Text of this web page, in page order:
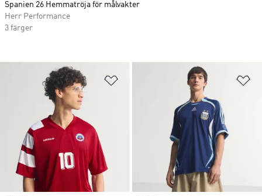
Lägg till på önskelistan
Spanien 26 Hemmatröja för målvakter
Herr Performance
3 färger